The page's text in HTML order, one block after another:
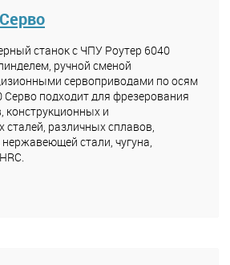
станок с ЧПУ Роутер 6040
ручной сменой
сервоприводами по осям
Серво подходит для фрезерования
конструкционных и
сталей, различных сплавов,
стали, чугуна,